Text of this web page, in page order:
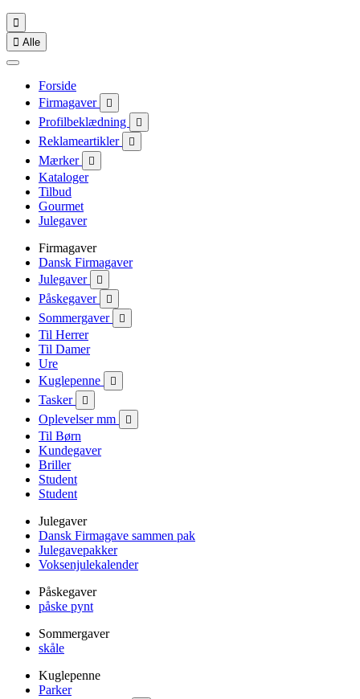

 Alle
Forside
Firmagaver

Profilbeklædning 
Reklameartikler 
Mærker 
Kataloger
Tilbud
Gourmet
Julegaver
Firmagaver
Dansk Firmagaver
Julegaver

Påskegaver 
Sommergaver 
Til Herrer
Til Damer
Ure
Kuglepenne

Tasker 
Oplevelser mm 
Til Børn
Kundegaver
Briller
Student
Student
Julegaver
Dansk Firmagave sammen pak
Julegavepakker
Voksenjulekalender
Påskegaver
påske pynt
Sommergaver
skåle
Kuglepenne
Parker